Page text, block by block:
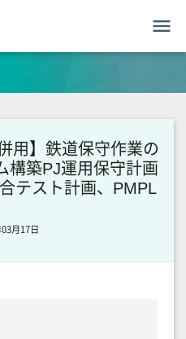
menu
用】鉄道保守作業の
構築PJ運用保守計画
テスト計画、PMPL
月17日